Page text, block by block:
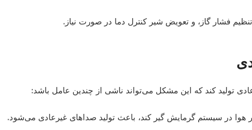
فشار گاز، و تعویض شیر کنترل دما در صورت نیاز.
تولید کند که این مشکل می‌تواند ناشی از چندین عامل باشد:
هوا در سیستم گرمایش گیر کند، باعث تولید صداهای غیرعادی می‌شود.